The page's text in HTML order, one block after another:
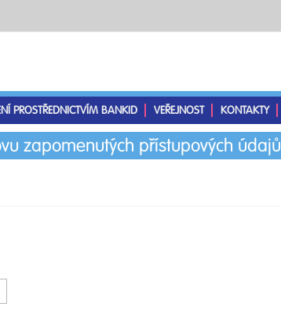
PROSTŘEDNICTVÍM BANKID VEŘEJNOST KONTAKTY
zapomenutých přístupových údajů